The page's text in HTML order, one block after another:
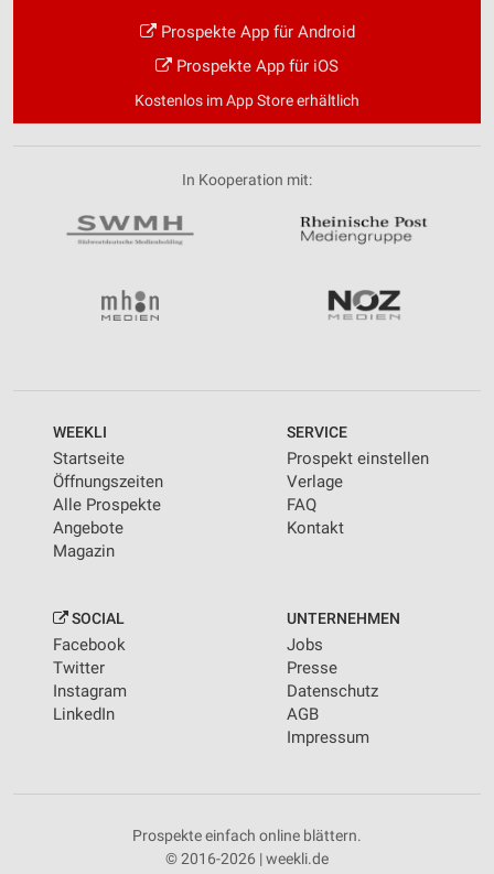
Prospekte App für Android
Prospekte App für iOS
Kostenlos im App Store erhältlich
In Kooperation mit:
WEEKLI
Startseite
Öffnungszeiten
Alle Prospekte
Angebote
Magazin
SERVICE
Prospekt einstellen
Verlage
FAQ
Kontakt
SOCIAL
Facebook
Twitter
Instagram
LinkedIn
UNTERNEHMEN
Jobs
Presse
Datenschutz
AGB
Impressum
Prospekte einfach online blättern.
© 2016-2026 | weekli.de